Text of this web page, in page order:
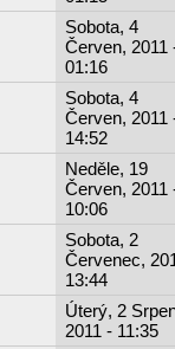
Sobota, 4
Červen, 2011
01:16
Sobota, 4
Červen, 2011
14:52
Neděle, 19
Červen, 2011
10:06
Sobota, 2
Červenec,
13:44
Úterý, 2
2011 - 11:35